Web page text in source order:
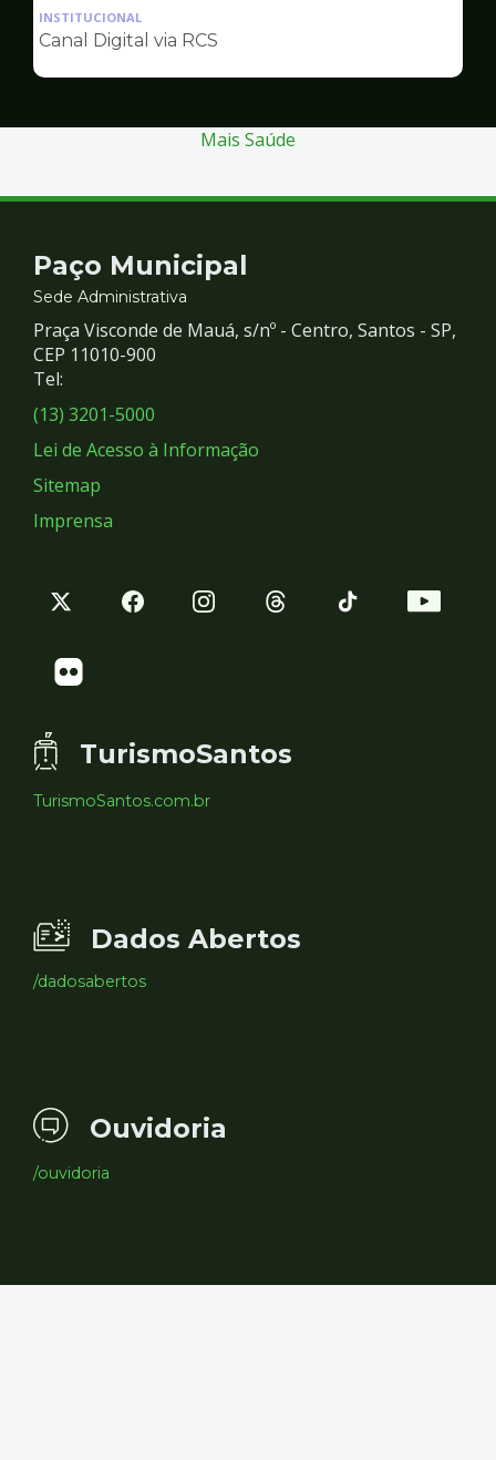
Comunicação
INSTITUCIONAL
Canal Digital via RCS
Mais Saúde
Contato
e
Redes
Sociais
Paço Municipal
Sede Administrativa
Praça Visconde de Mauá, s/nº - Centro, Santos - SP,
CEP 11010-900
Tel:
(13) 3201-5000
Lei de Acesso à Informação
Sitemap
Imprensa
TurismoSantos
TurismoSantos.com.br
Dados Abertos
/dadosabertos
Ouvidoria
/ouvidoria